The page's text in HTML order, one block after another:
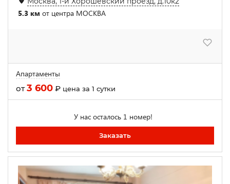
5.3 км от центра МОСКВА
Апартаменты
от3 600 ₽ цена за 1 сутки
У нас осталось 1 номер!
Заказать